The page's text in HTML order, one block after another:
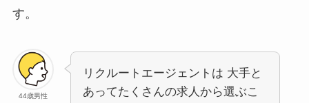
す。
44歳男性
リクルートエージェントは 大手と
あってたくさんの求人から選ぶこ